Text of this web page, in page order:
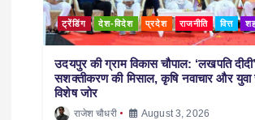
ट्रेंडिंग देश-विदेश प्रदेश राजनीति वित्त
उदयपुर की ग्राम विकास चौपाल: ‘लखपति
सशक्तीकरण की मिसाल, कृषि नवाचार और युवा
विशेष जोर
राजेश चौधरी August 3, 2026